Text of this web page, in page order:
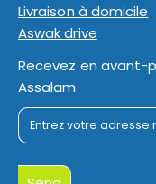
Livraison à domicile
Aswak drive
Recevez en avant-
Assalam